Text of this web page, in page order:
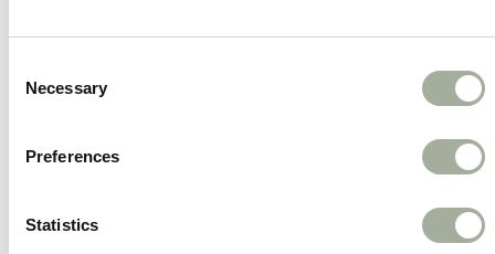
Selection
Necessary
Preferences
Statistics
Veilige Bevestiging:Uitgerust met stevige
bevestiging voor de riem. De dubbele ringen
wandelingen en trainingen, terwijl de hond
Het Petlando Y-Mesh Tuig